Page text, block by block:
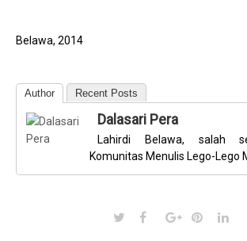
Belawa, 2014
Author Recent Posts
Dalasari Pera
Lahirdi Belawa, salah
Komunitas Menulis Lego-Lego